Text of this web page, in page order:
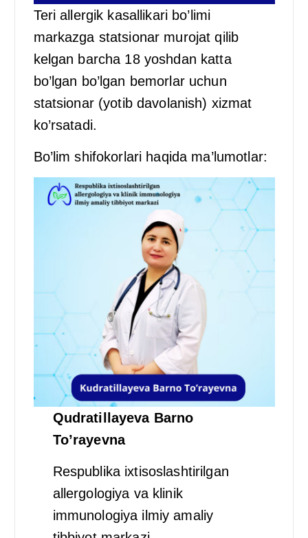
Teri allergik kasallikari bo’limi
markazga statsionar murojat qilib
kelgan barcha 18 yoshdan katta
bo’lgan bo’lgan bemorlar uchun
statsionar (yotib davolanish) xizmat
ko’rsatadi.
Bo’lim shifokorlari haqida ma’lumotlar:
Qudratillayeva Barno
To’rayevna
Respublika ixtisoslashtirilgan
allergologiya va klinik
immunologiya ilmiy amaliy